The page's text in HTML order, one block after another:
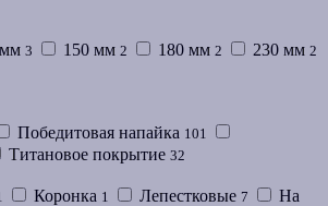
3 150 мм 2 180 мм 2 230 мм 2
Победитовая напайка 101
Титановое покрытие 32
Коронка 1 Лепестковые 7
На